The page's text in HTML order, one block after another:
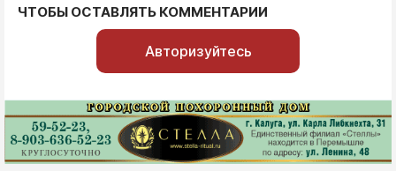
ЧТОБЫ ОСТАВЛЯТЬ КОММЕНТАРИИ
Авторизуйтесь